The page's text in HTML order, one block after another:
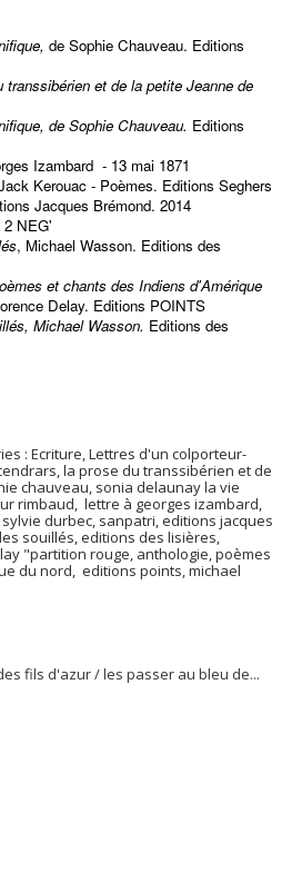
de Sophie Chauveau. Editions
transsibérien et de la petite Jeanne de
de Sophie Chauveau. Editions
Izambard - 13 mai 1871
Kerouac - Poèmes. Editions Seghers
Jacques Brémond. 2014
NEG'
, Michael Wasson. Editions des
et chants des Indiens d'Amérique
Delay. Editions POINTS
Michael Wasson. Editions des
:Ecriture,Lettres d'un colporteur-
,la prose du transsibérien et de
chauveau, sonia delaunay la vie
rimbaud, lettre à georges izambard,
sylvie durbec, sanpatri,editions jacques
souillés,editions des lisières,
"partition rouge, anthologie,poèmes
du nord, editions points,michael
fils d'azur / les passer au bleu de...